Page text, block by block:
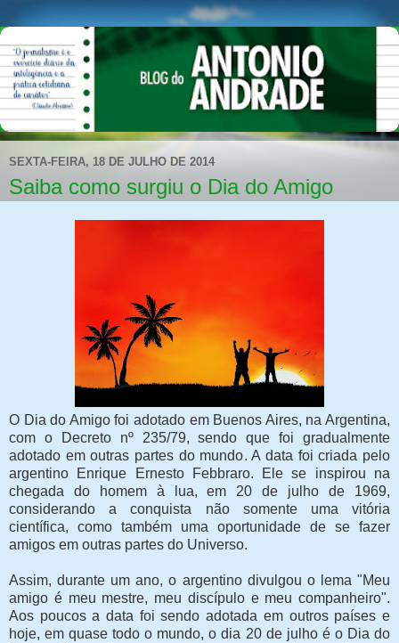
SEXTA-FEIRA, 18 DE JULHO DE 2014
Saiba como surgiu o Dia do Amigo
O Dia do Amigo foi adotado em Buenos Aires, na Argentina,
com o Decreto nº 235/79, sendo que foi gradualmente
adotado em outras partes do mundo. A data foi criada pelo
argentino Enrique Ernesto Febbraro. Ele se inspirou na
chegada do homem à lua, em 20 de julho de 1969,
considerando a conquista não somente uma vitória
científica, como também uma oportunidade de se fazer
amigos em outras partes do Universo.
Assim, durante um ano, o argentino divulgou o lema "Meu
amigo é meu mestre, meu discípulo e meu companheiro".
Aos poucos a data foi sendo adotada em outros países e
hoje, em quase todo o mundo, o dia 20 de julho é o Dia do